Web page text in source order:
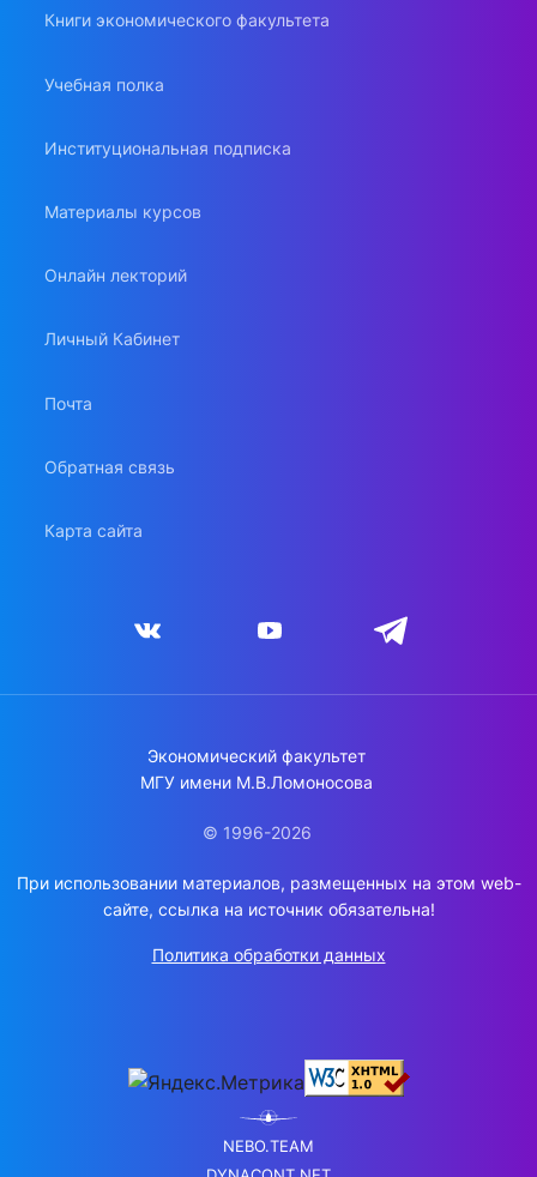
Книги экономического факультета
Учебная полка
Институциональная подписка
Материалы курсов
Онлайн лекторий
Личный Кабинет
Почта
Обратная связь
Карта сайта
Экономический факультет
МГУ имени М.В.Ломоносова
© 1996-2026
При использовании материалов, размещенных на этом web-
сайте, ссылка на источник обязательна!
Политика обработки данных
NEBO.TEAM